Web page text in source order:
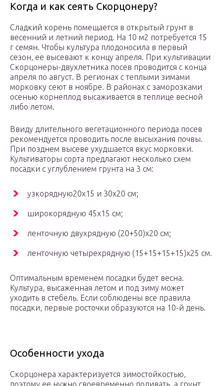
Когда и как сеять Скорцонеру?
Сладкий корень помещается в открытый грунт в
весенний и летний период. На 10 м2 потребуется 15
г семян. Чтобы культура плодоносила в первый
сезон, ее высевают к концу апреля. При культивации
Скорцонеры-двухлетника посев проводится с конца
апреля по август. В регионах с теплыми зимами
морковку сеют в ноябре. В районах с заморозками
осенью корнеплод высаживается в теплице весной
либо летом.
Ввиду длительного вегетационного периода посев
рекомендуется проводить после высыхания почвы.
При позднем высеве ухудшается вкус морковки.
Культиваторы сорта предлагают несколько схем
посадки с углублением грунта на 3 см:
узкорядную20х15 и 30х20 см;
широкорядную 45х15 см;
ленточную двухрядную (20+50)х20 см;
ленточную четырехрядную (15+15+15+15)х25 см.
Оптимальным временем посадки будет весна.
Культура, высаженная летом и под зиму может
уходить в стебель. Если соблюдены все правила
посадки, первые росточки образуются на 10-й день.
Особенности ухода
Скорцонера характеризуется зимостойкостью,
поэтому ее нужно своевременно поливать, а грунт